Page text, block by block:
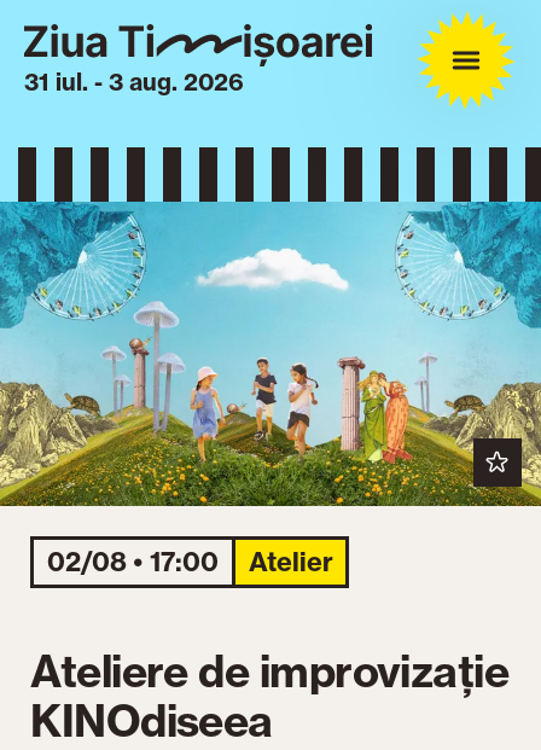
31 iul. - 3 aug. 2026
02/08 • 17:00 Atelier
Ateliere de improvizație
KINOdiseea